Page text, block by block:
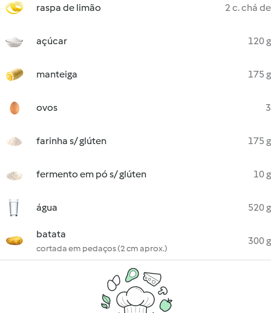
raspa de limão
2 c. chá de
açúcar 120 g
manteiga 175 g
ovos 3
farinha s/ glúten 175 g
fermento em pó s/ glúten 10 g
água 520 g
batata
cortada em pedaços (2 cm aprox.)
300 g